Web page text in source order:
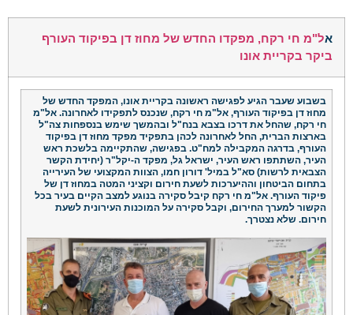
אל"מ חי רקח, מפקדו החדש של מחוז דן בפיקוד העורף
ביקר בקריית אונו
בשבוע שעבר הגיע לפגישה ראשונה בקריית אונו, המפקד החדש של
מחוז דן בפיקוד העורף, אל"מ חי רקח, שנכנס לתפקידו לאחרונה. אל"מ
חי רקח, שהחל את דרכו בצבא בנח"ל ובהמשך שימש בנספחות צה"ל
בארצות הברית, החל לאחרונה לכהן בתפקיד מפקד מחוז דן בפיקוד
העורף, בדרגה המקבילה למח"ט. בפגישה, שהתקיימה בלשכת ראש
העיר, השתתפו ראש העיר, ישראל גל, מפקד ה-יקל"ר (יחידת הקשר
הצבאית לרשות) סא"ל במיל' דורון חמו, הצוות המקצועי של העירייה
בתחום הביטחון וההיערכות לשעת חירום וקציני המטה במחוז דן של
פיקוד העורף. אל"מ חי רקח קיבל סקירה בנוגע למצב הקיים בעיר בכל
הקשור למערך החירום, וקבל סקירה על המוכנות העירונית לשעת
חירום. שלא נצטרך.